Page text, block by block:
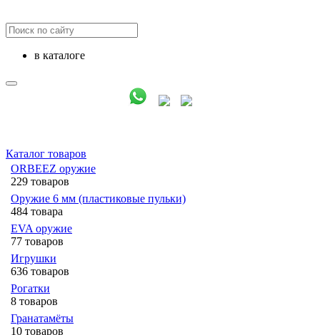
в каталоге
Каталог товаров
ORBEEZ оружие
229 товаров
Оружие 6 мм (пластиковые пульки)
484 товара
EVA оружие
77 товаров
Игрушки
636 товаров
Рогатки
8 товаров
Гранатамёты
10 товаров